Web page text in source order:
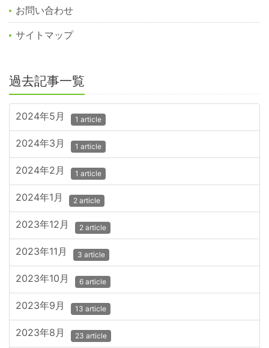
お問い合わせ
サイトマップ
過去記事一覧
2024年5月 1 article
2024年3月 1 article
2024年2月 1 article
2024年1月 2 article
2023年12月 2 article
2023年11月 3 article
2023年10月 6 article
2023年9月 13 article
2023年8月 23 article